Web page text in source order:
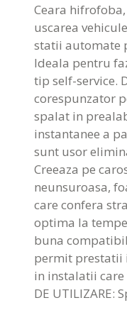
Ceara
uscarea
statii automate
Ideala pentru
tip self-service.
corespunzator
spalat in
instantanee a
sunt usor
Creeaza pe
neunsuroasa,
care confera
optima la
buna
permit prestatii
in instalatii care
DE UTILIZARE: